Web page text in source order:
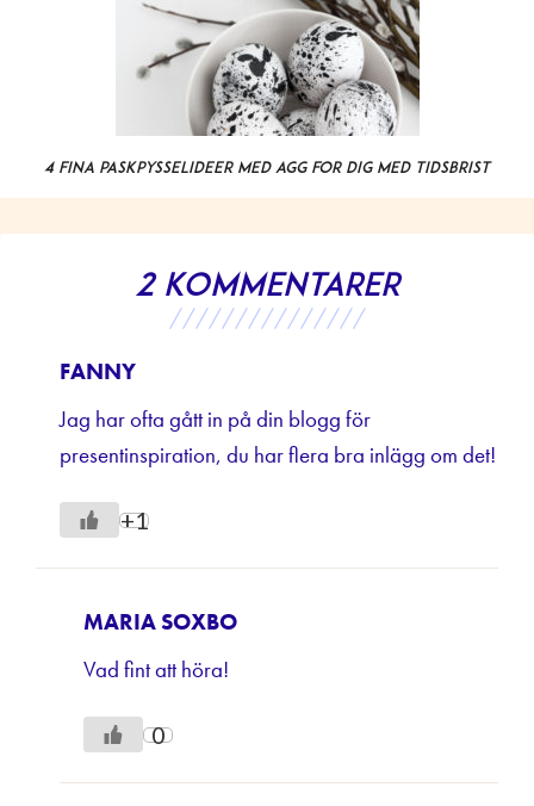
4 fina påskpysselidéer med ägg för dig med tidsbrist
2 kommentarer
///////////////
FANNY
Jag har ofta gått in på din blogg för
presentinspiration, du har flera bra inlägg om det!
+1
MARIA SOXBO
Vad fint att höra!
0